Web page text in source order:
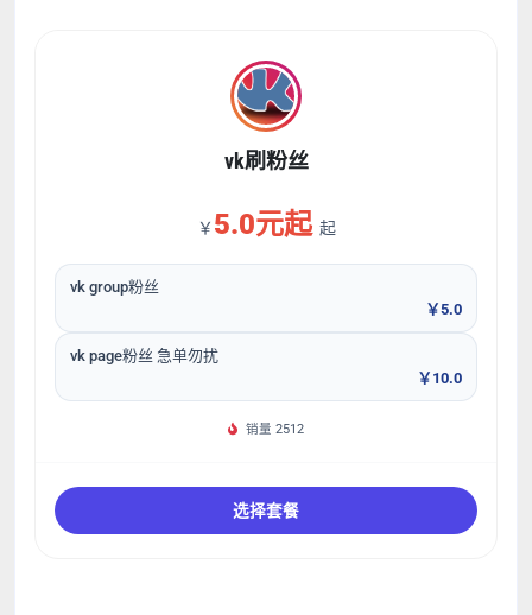
vk刷粉丝
￥ 5.0元起 起
vk group粉丝
￥5.0
vk page粉丝 急单勿扰
￥10.0
销量 2512
选择套餐